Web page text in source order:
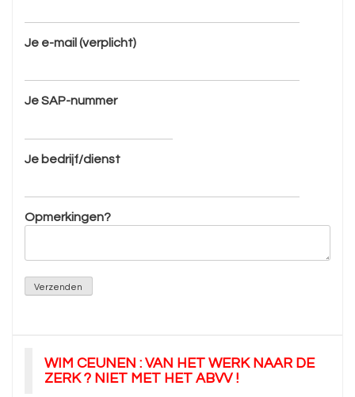
Je e-mail (verplicht)
Je SAP-nummer
Je bedrijf/dienst
Opmerkingen?
WIM CEUNEN : VAN HET WERK NAAR DE
ZERK ? NIET MET HET ABVV !